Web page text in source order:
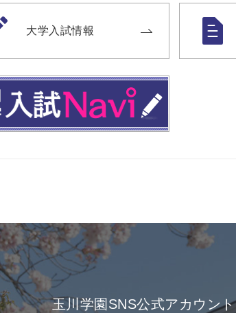
大学入試情報
玉川学園SNS公式アカウント